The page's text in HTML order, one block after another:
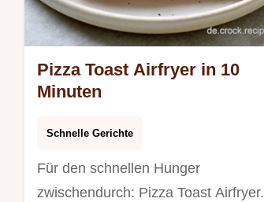
Pizza Toast Airfryer in 10
Minuten
Schnelle Gerichte
Für den schnellen Hunger
zwischendurch: Pizza Toast Airfryer.